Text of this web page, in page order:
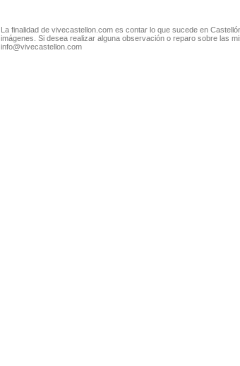
La finalidad de vivecastellon.com es contar lo que sucede en
imágenes. Si desea realizar alguna observación o reparo sobre las
info@vivecastellon.com